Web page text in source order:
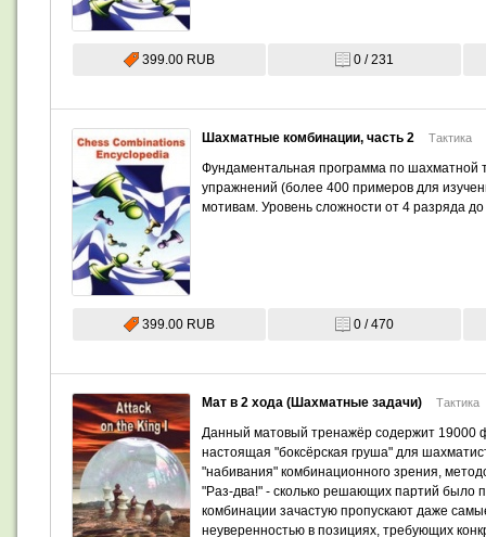
399.00 RUB 0 / 231
Шахматные комбинации, часть 2 Тактика
Фундаментальная программа по шахматной
упражнений (более 400 примеров для
мотивам. Уровень сложности от 4 разряда
399.00 RUB 0 / 470
Мат в 2 хода (Шахматные задачи) Тактика
Данный матовый тренажёр содержит 19000
настоящая "боксёрская груша" для
"набивания" комбинационного зрения,
"Раз-два!" - сколько решающих партий было
комбинации зачастую пропускают даже
неуверенностью в позициях, требующих